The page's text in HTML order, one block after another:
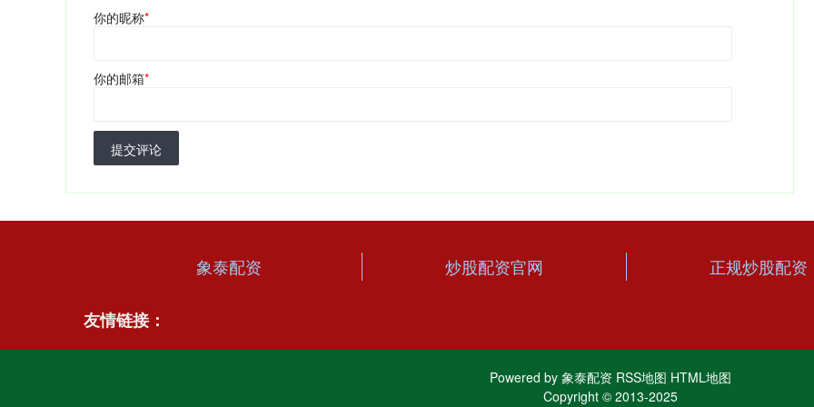
你的昵称*
你的邮箱*
提交评论
象泰配资 炒股配资官网 正规炒股配资
友情链接：
Powered by 象泰配资 RSS地图 HTML地图
Copyright © 2013-2025